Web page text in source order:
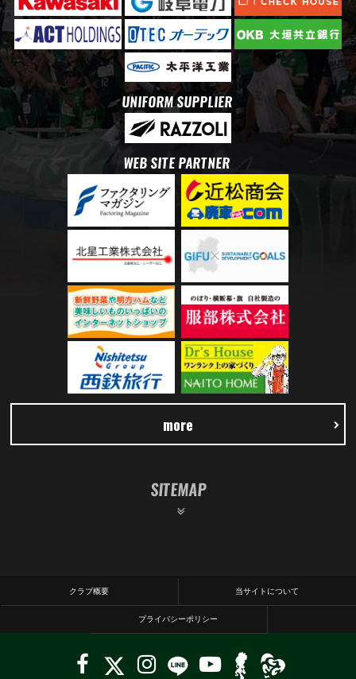
UNIFORM SUPPLIER
WEB SITE PARTNER
more
SITEMAP
クラブ概要 当サイトについて
プライバシーポリシー